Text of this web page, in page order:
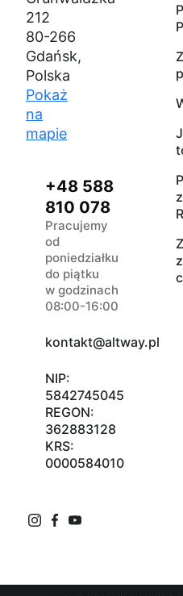
212
80-266
Gdańsk,
Polska
Pokaż
na
mapie
+48 588
810 078
Pracujemy
od
poniedziałku
do piątku
w godzinach
08:00-16:00
kontakt@altway.pl
NIP:
5842745045
REGON:
362883128
KRS:
0000584010